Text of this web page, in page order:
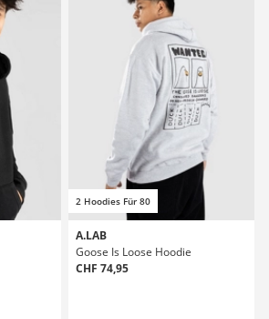
2 Hoodies Für 80
A.LAB
Goose Is Loose Hoodie
CHF 74,95